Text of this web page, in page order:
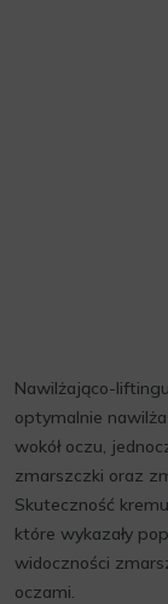
Nawilżająco-
optymalnie
wokół oczu,
zmarszczki oraz
Skuteczność
które wykazały
widoczności
oczami.